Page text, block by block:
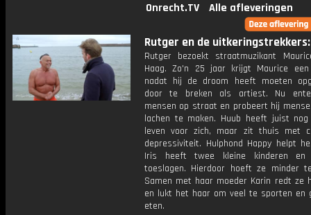
Onrecht.TV
Alle afleveringen
Rutger en de
Rutger bezoekt straatmuzikant
Haag. Zo'n 25 jaar krijgt Maurice
nadat hij de droom heeft moeten
door te breken als artiest. Nu
mensen op straat en probeert hij
lachen te maken. Huub heeft juist
leven voor zich, maar zit thuis met
depressiviteit. Hulphond Happy helpt
Iris heeft twee kleine kinderen en
toeslagen. Hierdoor hoeft ze minder
Samen met haar moeder Karin redt ze
en lukt het haar om veel te sporten en
eten.